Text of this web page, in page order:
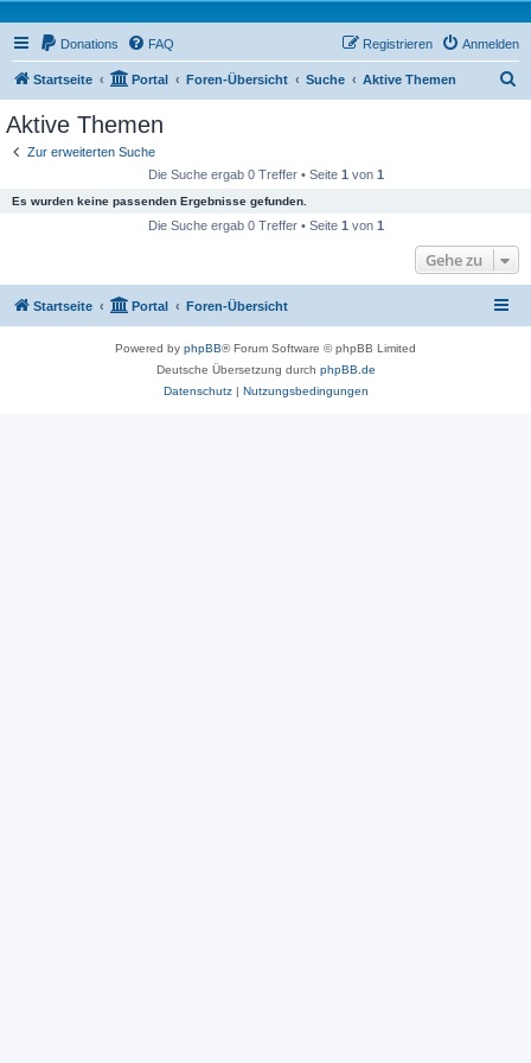
Donations FAQ Anmelden
Registrieren
Startseite Portal Foren-Übersicht Suche Aktive Themen
Aktive Themen
Zur erweiterten Suche
Die Suche ergab 0 Treffer • Seite 1 von 1
Es wurden keine passenden Ergebnisse gefunden.
Die Suche ergab 0 Treffer • Seite 1 von 1
Gehe zu
Startseite Portal Foren-Übersicht
Powered by phpBB® Forum Software © phpBB Limited
Deutsche Übersetzung durch phpBB.de
Datenschutz| Nutzungsbedingungen